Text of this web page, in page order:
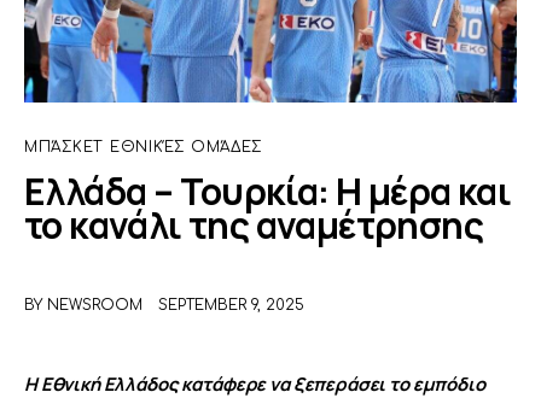
ΜΠΑΣΚΕΤ
ΣΠΟΡ
ΣΥΝΕΝΤΕΥΞΕΙΣ
BLOGS
ΑΦΙΕΡΩΜΑΤΑ
MEET THE TEAM
ΜΠΆΣΚΕΤ ΕΘΝΙΚΈΣ ΟΜΆΔΕΣ
Ελλάδα – Τουρκία: Η μέρα και
το κανάλι της αναμέτρησης
BY NEWSROOM SEPTEMBER 9, 2025
Η Εθνική Ελλάδος κατάφερε να ξεπεράσει το εμπόδιο